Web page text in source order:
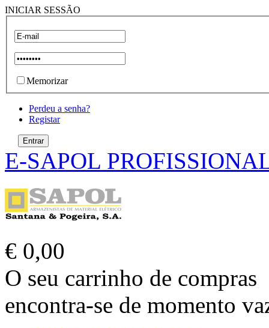
INICIAR SESSÃO
Memorizar
Perdeu a senha?
Registar
E-SAPOL
€ 0,00
O seu carrinho de compras
encontra-se de momento